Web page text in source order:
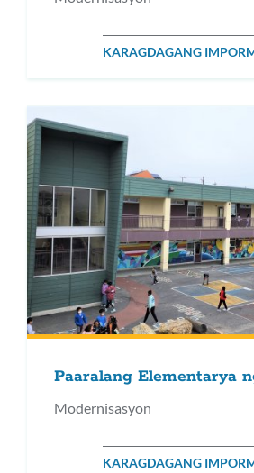
KARAGDAGANG
Paaralang Elementarya
Modernisasyon
KARAGDAGANG